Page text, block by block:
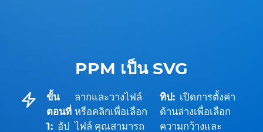
PPM เป็น SVG
ขั้น
ตอนที่
1: อัป
ลากและวางไฟล์
หรือคลิกเพื่อเลือก
ไฟล์ คุณสามารถ
ทิป: เปิดการตั้งค่า
ด้านล่างเพื่อเลือก
ความกว้างและ